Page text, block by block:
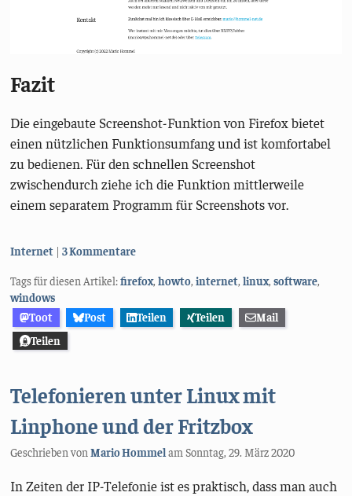
Fazit
Die eingebaute Screenshot-Funktion von Firefox bietet
einen nützlichen Funktionsumfang und ist komfortabel
zu bedienen. Für den schnellen Screenshot
zwischendurch ziehe ich die Funktion mittlerweile
einem separatem Programm für Screenshots vor.
Kategorien:
Internet 3 Kommentare
Tags für diesen Artikel:firefox,howto,internet,linux,software,
windows
Toot
Post Teilen Teilen
Mail
Teilen
Telefonieren unter Linux mit
Linphone und der Fritzbox
Geschrieben vonMario HommelamSonntag, 29. März 2020
In Zeiten der IP-Telefonie ist es praktisch, dass man auch